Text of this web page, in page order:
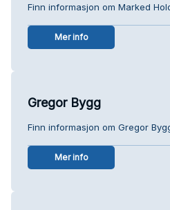
Finn informasjon om Marked
Mer info
Gregor Bygg
Finn informasjon om Gregor
Mer info